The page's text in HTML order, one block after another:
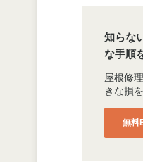
知らな
な手順
屋根修
きな損
無料